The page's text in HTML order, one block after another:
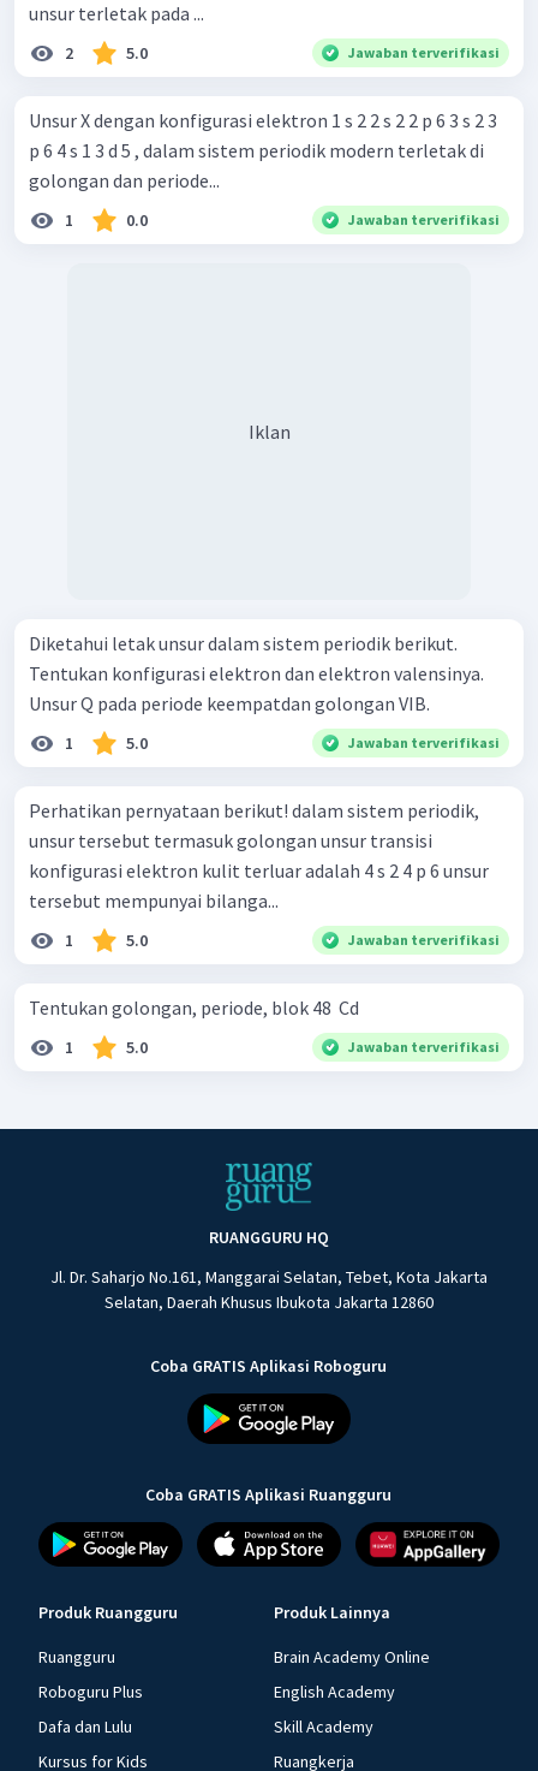
unsur terletak pada ...
2 5.0 Jawaban terverifikasi
Unsur X dengan konfigurasi elektron 1 s 2 2 s 2 2 p 6 3 s 2 3
p 6 4 s 1 3 d 5 , dalam sistem periodik modern terletak di
golongan dan periode...
1 0.0 Jawaban terverifikasi
Iklan
Diketahui letak unsur dalam sistem periodik berikut.
Tentukan konfigurasi elektron dan elektron valensinya.
Unsur Q pada periode keempatdan golongan VIB.
1 5.0 Jawaban terverifikasi
Perhatikan pernyataan berikut! dalam sistem periodik,
unsur tersebut termasuk golongan unsur transisi
konfigurasi elektron kulit terluar adalah 4 s 2 4 p 6 unsur
tersebut mempunyai bilanga...
1 5.0 Jawaban terverifikasi
Tentukan golongan, periode, blok 48 ​ Cd
1 5.0 Jawaban terverifikasi
RUANGGURU HQ
Jl. Dr. Saharjo No.161, Manggarai Selatan, Tebet, Kota Jakarta
Selatan, Daerah Khusus Ibukota Jakarta 12860
Coba GRATIS Aplikasi Roboguru
Coba GRATIS Aplikasi Ruangguru
Produk Ruangguru
Ruangguru
Roboguru Plus
Dafa dan Lulu
Kursus for Kids
Produk Lainnya
Brain Academy Online
English Academy
Skill Academy
Ruangkerja